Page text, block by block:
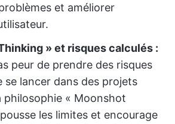
et améliorer
» et risques calculés :
peur de prendre des risques
se lancer dans des projets
philosophie « Moonshot
les limites et encourage